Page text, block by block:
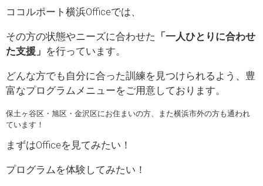
ココルポート横浜Officeでは、
その方の状態やニーズに合わせた 「一人ひとりに合わせ
た支援」 を行っています。
どんな方でも自分に合った訓練を見つけられるよう、豊
富なプログラムメニューをご用意しております。
保土ヶ谷区・旭区・金沢区にお住まいの方、また横浜市外の方も通われ
ています！
まずはOfficeを見てみたい！
プログラムを体験してみたい！